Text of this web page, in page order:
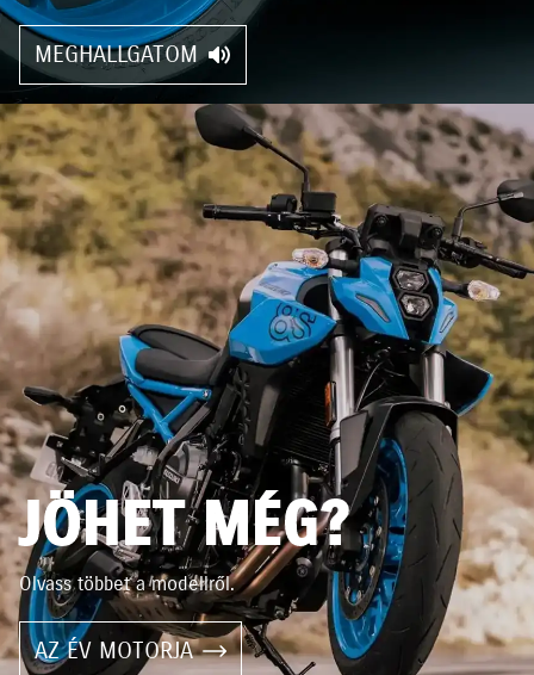
MEGHALLGATOM
JÖHET MÉG?
Olvass többet a modellről.
AZ ÉV MOTORJA